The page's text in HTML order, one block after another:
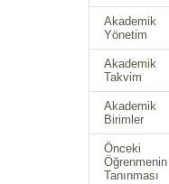
Akademik
Yönetim
Akademik
Takvim
Akademik
Birimler
Önceki
Öğrenmenin
Tanınması